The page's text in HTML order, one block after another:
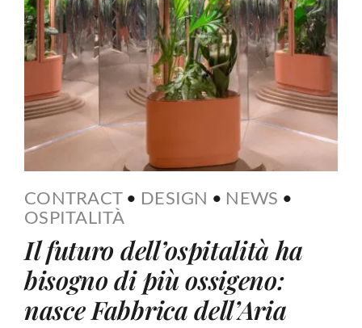
CONTRACT • DESIGN • NEWS •
OSPITALITÀ
Il futuro dell’ospitalità ha
bisogno di più ossigeno:
nasce Fabbrica dell’Aria